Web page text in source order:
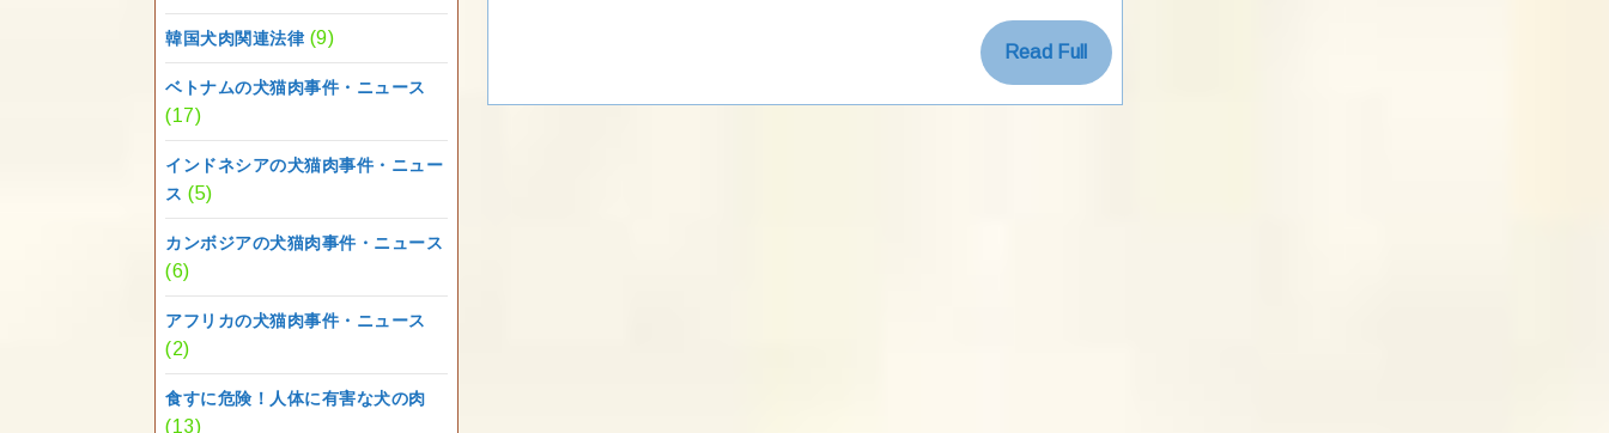
韓国犬肉関連法律(9)
ベトナムの犬猫肉事件・ニュース
(17)
インドネシアの犬猫肉事件・ニュー
ス (5)
カンボジアの犬猫肉事件・ニュース
(6)
アフリカの犬猫肉事件・ニュース
(2)
食すに危険！人体に有害な犬の肉
(13)
Read Full Read
Full